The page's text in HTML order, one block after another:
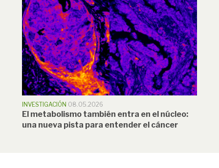
INVESTIGACIÓN 08.05.2026
El metabolismo también entra en el núcleo:
una nueva pista para entender el cáncer